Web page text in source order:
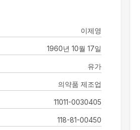
이제영
1960년 10월 17일
유가
의약품 제조업
11011-0030405
118-81-00450